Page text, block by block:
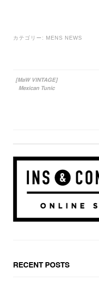
カテゴリー: MENS NEWS
[MaW VINTAGE]
Mexican Tunic
RECENT POSTS